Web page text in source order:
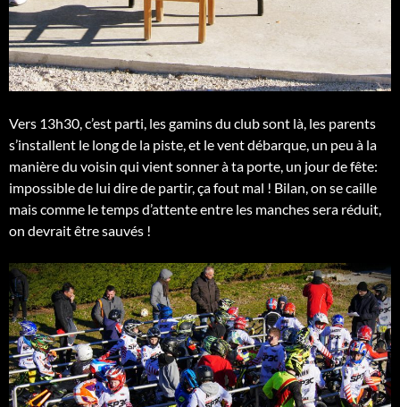
Vers 13h30, c’est parti, les gamins du club sont là, les parents
s’installent le long de la piste, et le vent débarque, un peu à la
manière du voisin qui vient sonner à ta porte, un jour de fête:
impossible de lui dire de partir, ça fout mal ! Bilan, on se caille
mais comme le temps d’attente entre les manches sera réduit,
on devrait être sauvés !